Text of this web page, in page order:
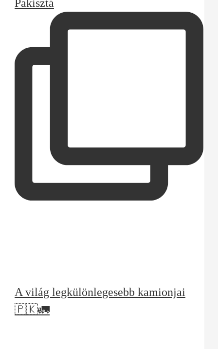
Pakisztá
A világ legkülönlegesebb kamionjai
🇵🇰🚛